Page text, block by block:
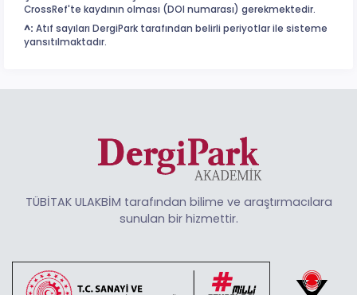
CrossRef'te kaydının olması (DOI numarası) gerekmektedir.
^: Atıf sayıları DergiPark tarafından belirli periyotlar ile sisteme
yansıtılmaktadır.
TÜBİTAK ULAKBİM tarafından bilime ve araştırmacılara
sunulan bir hizmettir.